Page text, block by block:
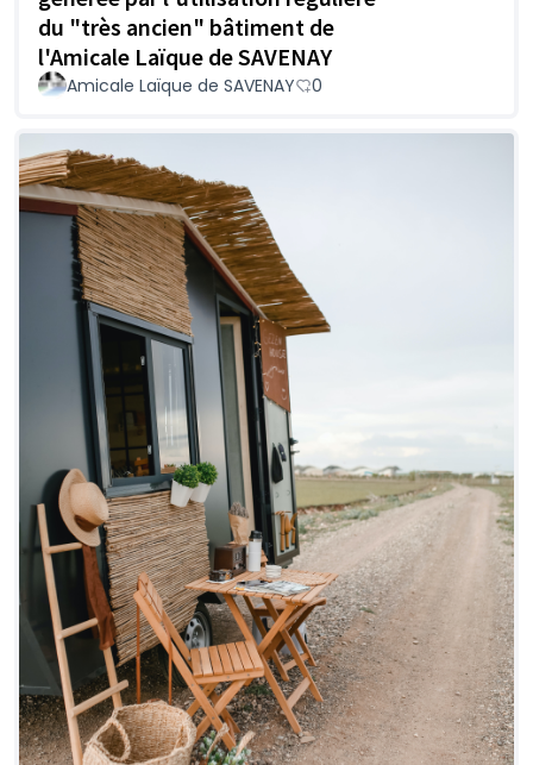
du "très ancien" bâtiment de
l'Amicale Laïque de SAVENAY
Amicale Laïque de SAVENAY 0